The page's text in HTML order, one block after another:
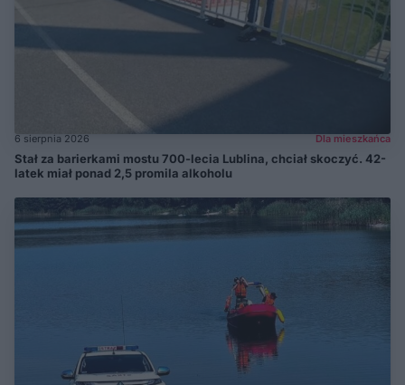
6 sierpnia 2026 Dla mieszkańca
Stał za barierkami mostu 700-lecia Lublina, chciał skoczyć. 42-
latek miał ponad 2,5 promila alkoholu